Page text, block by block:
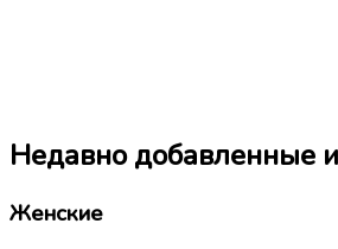
Недавно добавленные
Женские